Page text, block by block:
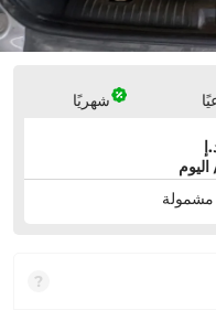
شهريًا
اليوم
?